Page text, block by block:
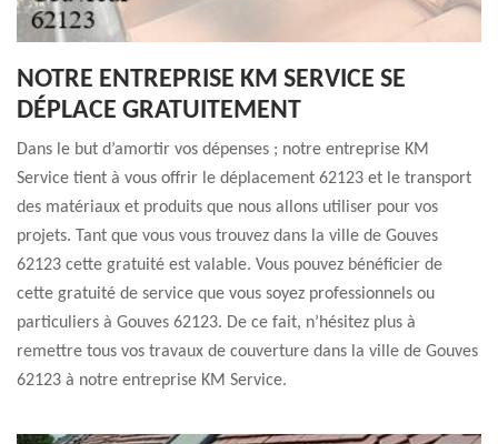
NOTRE ENTREPRISE KM SERVICE SE
DÉPLACE GRATUITEMENT
Dans le but d’amortir vos dépenses ; notre entreprise KM
Service tient à vous offrir le déplacement 62123 et le transport
des matériaux et produits que nous allons utiliser pour vos
projets. Tant que vous vous trouvez dans la ville de Gouves
62123 cette gratuité est valable. Vous pouvez bénéficier de
cette gratuité de service que vous soyez professionnels ou
particuliers à Gouves 62123. De ce fait, n’hésitez plus à
remettre tous vos travaux de couverture dans la ville de Gouves
62123 à notre entreprise KM Service.